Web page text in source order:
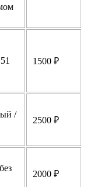
1500 ₽
/
2500 ₽
2000 ₽